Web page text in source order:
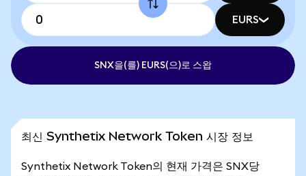
EURS
SNX을(를) EURS(으)로 스왑
최신 Synthetix Network Token 시장 정보
Synthetix Network Token의 현재 가격은 SNX당